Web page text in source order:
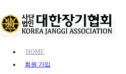
HOME
회원 가입